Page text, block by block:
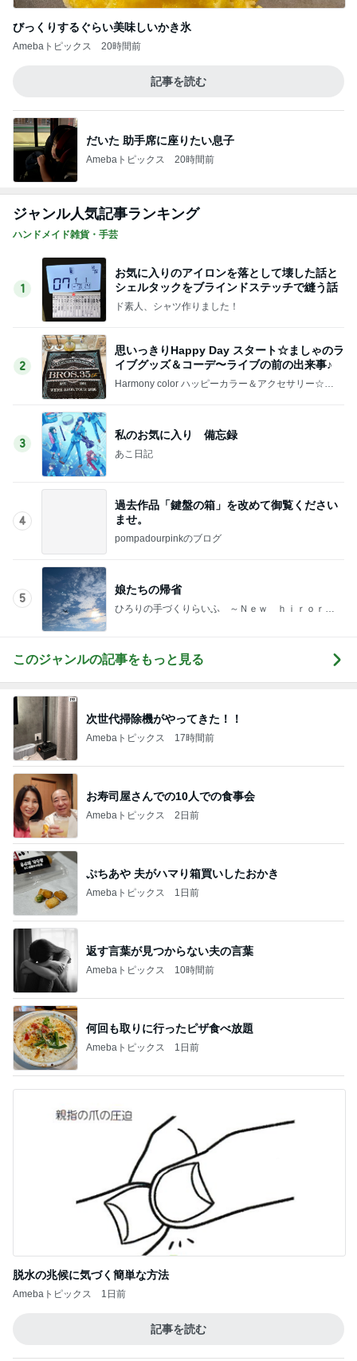
びっくりするぐらい美味しいかき氷
Amebaトピックス 20時間前
記事を読む
だいた 助手席に座りたい息子
Amebaトピックス 20時間前
ジャンル人気記事ランキング
ハンドメイド雑貨・手芸
1
お気に入りのアイロンを落として壊した話と
シェルタックをブラインドステッチで縫う話
ド素人、シャツ作りました！
2
思いっきりHappy Day スタート☆ましゃのラ
イブグッズ＆コーデ〜ライブの前の出来事♪
Harmony color ハッピーカラー＆アクセサリー☆毎
3
私のお気に入り 備忘録
あこ日記
4
過去作品「鍵盤の箱」を改めて御覧ください
ませ。
pompadourpinkのブログ
5
娘たちの帰省
ひろりの手づくりらいふ ～Ｎｅｗ ｈｉｒｏｒ
このジャンルの記事をもっと見る
次世代掃除機がやってきた！！
Amebaトピックス 17時間前
お寿司屋さんでの10人での食事会
Amebaトピックス 2日前
ぷちあや 夫がハマり箱買いしたおかき
Amebaトピックス 1日前
返す言葉が見つからない夫の言葉
Amebaトピックス 10時間前
何回も取りに行ったピザ食べ放題
Amebaトピックス 1日前
脱水の兆候に気づく簡単な方法
Amebaトピックス 1日前
記事を読む